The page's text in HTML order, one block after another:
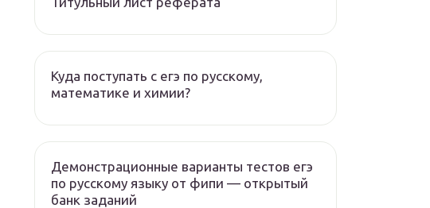
Куда поступать с егэ по русскому,
математике и химии?
Демонстрационные варианты тестов егэ
по русскому языку от фипи — открытый
банк заданий